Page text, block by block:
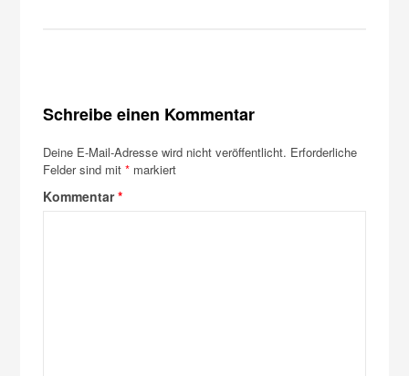
Schreibe einen Kommentar
Deine E-Mail-Adresse wird nicht veröffentlicht. Erforderliche
Felder sind mit* markiert
Kommentar*